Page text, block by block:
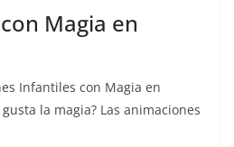
Magia en
Infantiles con Magia en
la magia? Las animaciones